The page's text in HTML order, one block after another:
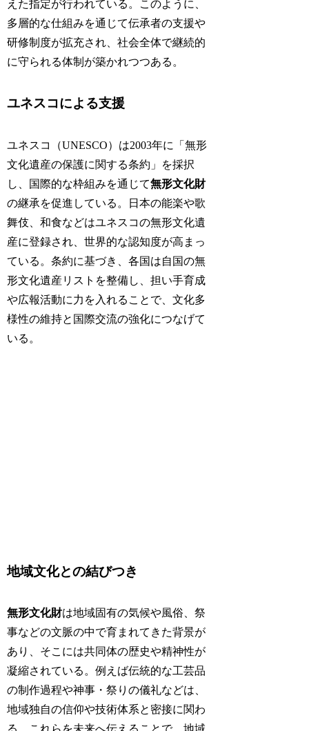
えた指定が行われている。このように、
多層的な仕組みを通じて伝承者の支援や
研修制度が拡充され、社会全体で継続的
に守られる体制が築かれつつある。
ユネスコによる支援
ユネスコ（UNESCO）は2003年に「無形
文化遺産の保護に関する条約」を採択
し、国際的な枠組みを通じて無形文化財
の継承を促進している。日本の能楽や歌
舞伎、和食などはユネスコの無形文化遺
産に登録され、世界的な認知度が高まっ
ている。条約に基づき、各国は自国の無
形文化遺産リストを整備し、担い手育成
や広報活動に力を入れることで、文化多
様性の維持と国際交流の強化につなげて
いる。
地域文化との結びつき
無形文化財は地域固有の気候や風俗、祭
事などの文脈の中で育まれてきた背景が
あり、そこには共同体の歴史や精神性が
凝縮されている。例えば伝統的な工芸品
の制作過程や神事・祭りの儀礼などは、
地域独自の信仰や技術体系と密接に関わ